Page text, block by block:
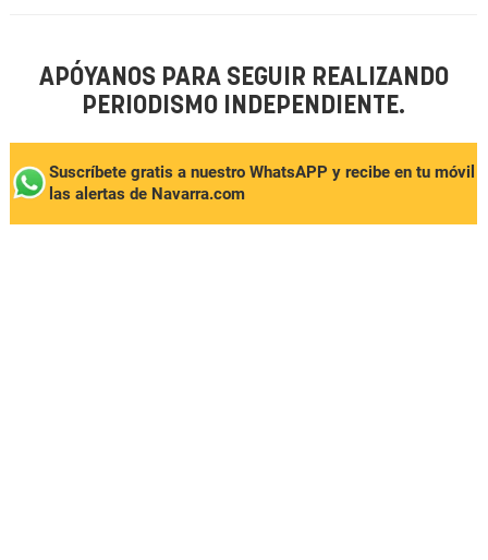
APÓYANOS PARA SEGUIR REALIZANDO
PERIODISMO INDEPENDIENTE.
Suscríbete gratis a nuestro WhatsAPP y recibe en tu móvil
las alertas de Navarra.com